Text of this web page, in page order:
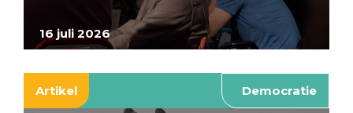
16 juli 2026
Artikel Democratie